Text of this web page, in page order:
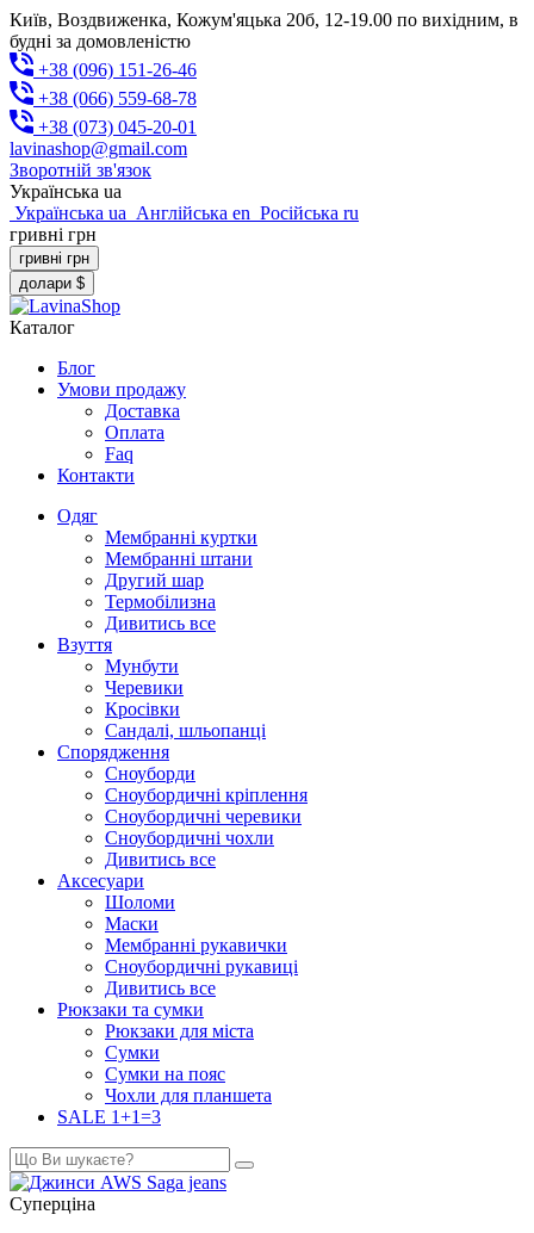
Київ, Воздвиженка, Кожум'яцька 20б, 12-19.00 по вихідним, в
будні за домовленістю
+38 (096) 151-26-46
+38 (066) 559-68-78
+38 (073) 045-20-01
lavinashop@gmail.com
Зворотній зв'язок
Українська ua
Українська ua Англійська en Російська ru
гривні грн
гривні грн
долари $
Каталог
Блог
Умови продажу
Доставка
Оплата
Faq
Контакти
Одяг
Мембранні куртки
Мембранні штани
Другий шар
Термобілизна
Дивитись все
Взуття
Мунбути
Черевики
Кросівки
Сандалі, шльопанці
Спорядження
Сноуборди
Сноубордичні кріплення
Сноубордичні черевики
Сноубордичні чохли
Дивитись все
Аксесуари
Шоломи
Маски
Мембранні рукавички
Сноубордичні рукавиці
Дивитись все
Рюкзаки та сумки
Рюкзаки для міста
Сумки
Сумки на пояс
Чохли для планшета
SALE 1+1=3
Суперціна